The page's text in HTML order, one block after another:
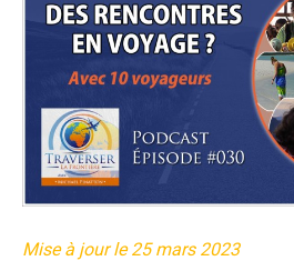
Mise à jour le 25 mars 2023